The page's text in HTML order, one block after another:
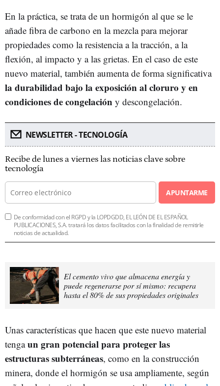
En la práctica, se trata de un hormigón al que se le
añade fibra de carbono en la mezcla para mejorar
propiedades como la resistencia a la tracción, a la
flexión, al impacto y a las grietas. En el caso de este
nuevo material, también aumenta de forma significativa
la durabilidad bajo la exposición al cloruro y en
condiciones de congelación y descongelación.
NEWSLETTER - TECNOLOGÍA
Recibe de lunes a viernes las noticias clave sobre
tecnología
APUNTARME
De conformidad con el RGPD y la LOPDGDD, EL LEÓN DE EL ESPAÑOL
PUBLICACIONES, S.A. tratará los datos facilitados con la finalidad de remitirle
noticias de actualidad.
El cemento vivo que almacena energía y
puede regenerarse por sí mismo: recupera
hasta el 80% de sus propiedades originales
Unas características que hacen que este nuevo material
tengaun gran potencial para proteger las
estructuras subterráneas, como en la construcción
minera, donde el hormigón se usa ampliamente, según